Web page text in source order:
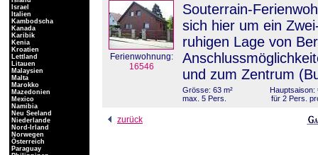
Ferienwohnung:
16546
Souterrain-
sich hier um ein
ruhigen Lage von
und zum Zentrum
Grösse: 63 m²
max. 5 Pers.
Hauptsaison:
für 2 Pers.
zurück
Israel
Italien
Kambodscha
Kanada
Karibik
Kenia
Kroatien
Lettland
Litauen
Malaysien
Malta
Marokko
Mazedonien
Mexico
Namibia
Neu Seeland
Niederlande
Nord-Irland
Norwegen
Österreich
Paraguay